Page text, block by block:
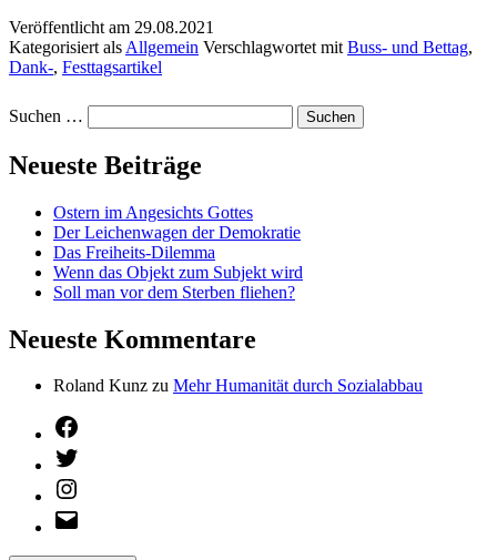
Veröffentlicht am 29.08.2021
Kategorisiert als Allgemein Verschlagwortet mit Buss- und Bettag,
Dank-, Festtagsartikel
Suchen …
Neueste Beiträge
Ostern im Angesichts Gottes
Der Leichenwagen der Demokratie
Das Freiheits-Dilemma
Wenn das Objekt zum Subjekt wird
Soll man vor dem Sterben fliehen?
Neueste Kommentare
Roland Kunz zu Mehr Humanität durch Sozialabbau